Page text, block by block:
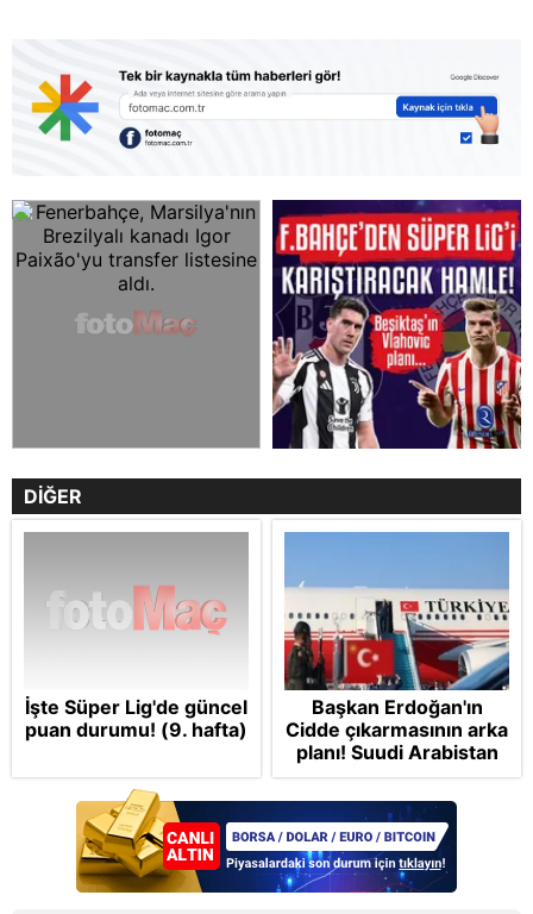
DİĞER
İşte Süper Lig'de güncel
puan durumu! (9. hafta)
Başkan Erdoğan'ın
Cidde çıkarmasının arka
planı! Suudi Arabistan
ve Pakistan'la Mekke
Anlaşması: "Tel Aviv için
'ölümcül ittifak"